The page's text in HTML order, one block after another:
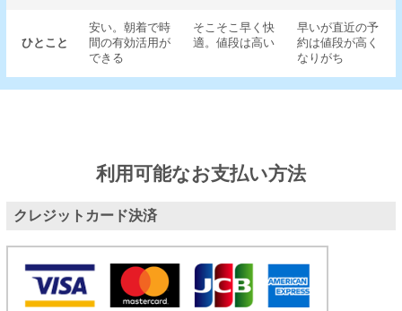
ひとこと
安い。朝着で時
間の有効活用が
できる
そこそこ早く快
適。値段は高い
早いが直近の予
約は値段が高く
なりがち
利用可能なお支払い方法
クレジットカード決済